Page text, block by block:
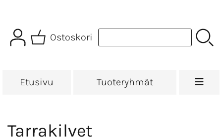
Ostoskori
Etusivu Tuoteryhmät
Tarrakilvet